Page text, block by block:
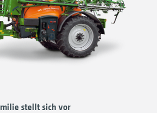
stellt sich vor